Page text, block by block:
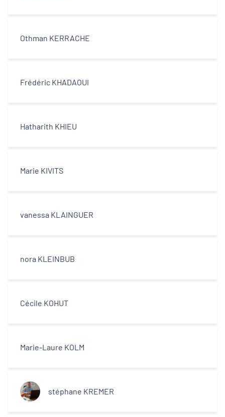
Othman KERRACHE
Frédéric KHADAOUI
Hatharith KHIEU
Marie KIVITS
vanessa KLAINGUER
nora KLEINBUB
Cécile KOHUT
Marie-Laure KOLM
stéphane KREMER